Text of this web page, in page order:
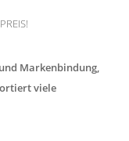
Markenbindung,
viele